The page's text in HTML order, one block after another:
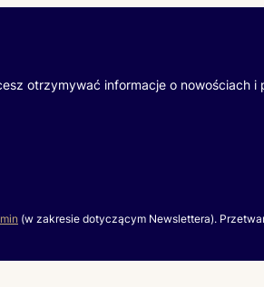
otrzymywać informacje o nowościach i
(w zakresie dotyczącym Newslettera).